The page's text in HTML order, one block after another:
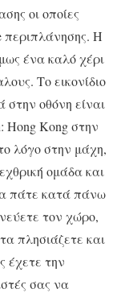
οι οποίες
περιπλάνησης. Η
ένα καλό χέρι
Το εικονίδιο
οθόνη είναι
Hong Kong στην
λόγο στην μάχη,
ομάδα και
πάτε κατά πάνω
τον χώρο,
πλησιάζετε και
έχετε την
σας να